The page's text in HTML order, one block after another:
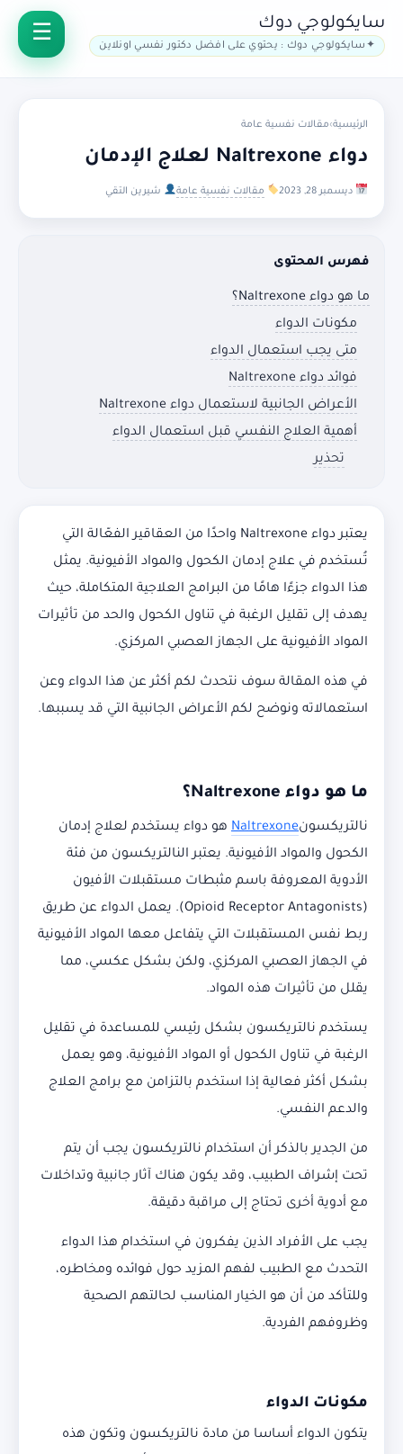
سايكولوجي دوك
سايكولوجي دوك : يحتوي على افضل دكتور نفسي اونلاين
الرئيسية›مقالات نفسية عامة
دواء Naltrexone لعلاج الإدمان
ديسمبر 28, 2023 مقالات نفسية عامة شيرين التقي
فهرس المحتوى
ما هو دواء Naltrexone؟
مكونات الدواء
متى يجب استعمال الدواء
فوائد دواء Naltrexone
الأعراض الجانبية لاستعمال دواء Naltrexone
أهمية العلاج النفسي قبل استعمال الدواء
تحذير
يعتبر دواء Naltrexone واحدًا من العقاقير الفعّالة التي
تُستخدم في علاج إدمان الكحول والمواد الأفيونية. يمثل
هذا الدواء جزءًا هامًا من البرامج العلاجية المتكاملة، حيث
يهدف إلى تقليل الرغبة في تناول الكحول والحد من تأثيرات
المواد الأفيونية على الجهاز العصبي المركزي.
في هذه المقالة سوف نتحدث لكم أكثر عن هذا الدواء وعن
استعمالاته ونوضح لكم الأعراض الجانبية التي قد يسببها.
ما هو دواء Naltrexone؟
نالتريكسونNaltrexone هو دواء يستخدم لعلاج إدمان
الكحول والمواد الأفيونية. يعتبر النالتريكسون من فئة
الأدوية المعروفة باسم مثبطات مستقبلات الأفيون
(Opioid Receptor Antagonists). يعمل الدواء عن طريق
ربط نفس المستقبلات التي يتفاعل معها المواد الأفيونية
في الجهاز العصبي المركزي، ولكن بشكل عكسي، مما
يقلل من تأثيرات هذه المواد.
يستخدم نالتريكسون بشكل رئيسي للمساعدة في تقليل
الرغبة في تناول الكحول أو المواد الأفيونية، وهو يعمل
بشكل أكثر فعالية إذا استخدم بالتزامن مع برامج العلاج
والدعم النفسي.
من الجدير بالذكر أن استخدام نالتريكسون يجب أن يتم
تحت إشراف الطبيب، وقد يكون هناك آثار جانبية وتداخلات
مع أدوية أخرى تحتاج إلى مراقبة دقيقة.
يجب على الأفراد الذين يفكرون في استخدام هذا الدواء
التحدث مع الطبيب لفهم المزيد حول فوائده ومخاطره،
وللتأكد من أن هو الخيار المناسب لحالتهم الصحية
وظروفهم الفردية.
مكونات الدواء
يتكون الدواء أساسا من مادة نالتريكسون وتكون هذه